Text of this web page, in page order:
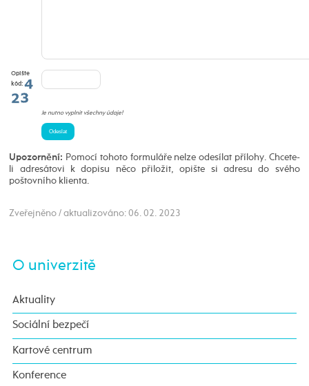
Opište
kód:
Je nutno vyplnit všechny údaje!
Upozornění: Pomocí tohoto formuláře nelze odesílat přílohy. Chcete-
li adresátovi k dopisu něco přiložit, opište si adresu do svého
poštovního klienta.
Zveřejněno / aktualizováno: 06. 02. 2023
O univerzitě
Aktuality
Sociální bezpečí
Kartové centrum
Konference